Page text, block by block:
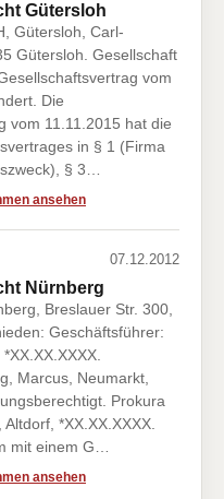
Gütersloh
Gütersloh, Carl-
Gütersloh. Gesellschaft
vom
Die
vom 11.11.2015 hat die
in § 1 (Firma
§ 3…
ansehen
07.12.2012
Nürnberg
Breslauer Str. 300,
Geschäftsführer:
Marcus, Neumarkt,
Prokura
*XX.XX.XXXX.
mit einem G…
ansehen